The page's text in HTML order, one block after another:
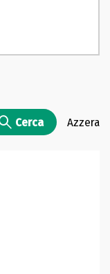
Cerca Azzera